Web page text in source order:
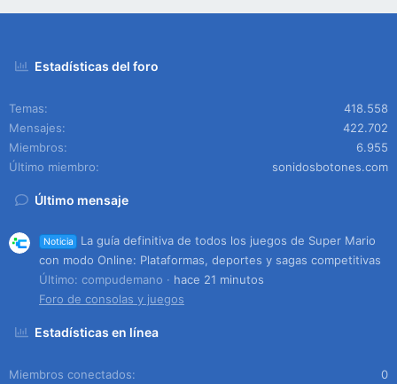
Estadísticas del foro
Temas
418.558
Mensajes
422.702
Miembros
6.955
Último miembro
sonidosbotones.com
Último mensaje
Noticia
La guía definitiva de todos los juegos de Super Mario
con modo Online: Plataformas, deportes y sagas competitivas
Último: compudemano
hace 21 minutos
Foro de consolas y juegos
Estadísticas en línea
Miembros conectados 0